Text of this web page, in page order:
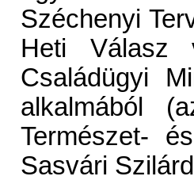
Széchenyi
Heti Válasz
Családügyi
alkalmából
Természet-
Sasvári